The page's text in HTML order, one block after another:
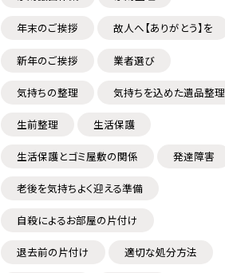
年末のご挨拶 故人へ【ありがとう】を
新年のご挨拶 業者選び
気持ちの整理 気持ちを込めた遺品整理
生前整理 生活保護
生活保護とゴミ屋敷の関係 発達障害
老後を気持ちよく迎える準備
自殺によるお部屋の片付け
退去前の片付け 適切な処分方法